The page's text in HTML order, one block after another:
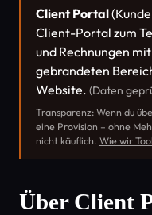
Client Portal
Client-Portal zum
und Rechnungen
gebrandeten
Website. (Daten
Transparenz: Wenn du
eine Provision – ohne
nicht käuflich. Wie wir
Über Client